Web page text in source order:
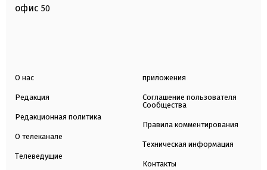
офис 50
О нас
Редакция
Редакционная политика
О телеканале
Телеведущие
приложения
Соглашение пользователя
Сообщества
Правила комментирования
Техническая информация
Контакты